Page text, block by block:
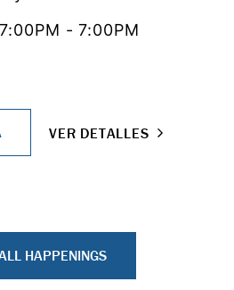
- 7:00PM
VER DETALLES
HAPPENINGS